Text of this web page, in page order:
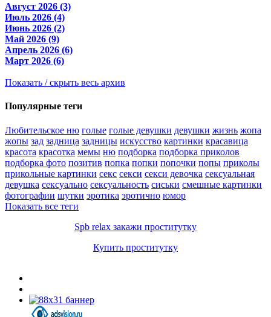
Август 2026 (3)
Июль 2026 (4)
Июнь 2026 (2)
Май 2026 (9)
Апрель 2026 (6)
Март 2026 (6)
Показать / скрыть весь архив
Популярные теги
Любительское ню голые голые девушки девушки жизнь жопа
жопы зад задница задницы искусство картинки красавица
красота красотка мемы ню подборка подборка приколов
подборка фото позитив попка попки попочки попы приколы
прикольные картинки секс секси секси девочка сексуальная
девушка сексуально сексуальность сиськи смешные картинки
фотографии шутки эротика эротично юмор
Показать все теги
Spb relax закажи проститутку
Купить проститутку